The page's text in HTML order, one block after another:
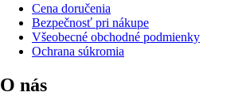
Cena doručenia
Bezpečnosť pri nákupe
Všeobecné obchodné podmienky
Ochrana súkromia
O nás